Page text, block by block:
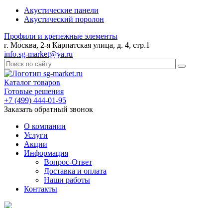
Акустические панели
Акустический поролон
Профили и крепежные элементы
г. Москва, 2-я Карпатская улица, д. 4, стр.1
info.sg-market@ya.ru
Каталог товаров
Готовые решения
+7 (499) 444-01-95
Заказать обратный звонок
О компании
Услуги
Акции
Информация
Вопрос-Ответ
Доставка и оплата
Наши работы
Контакты